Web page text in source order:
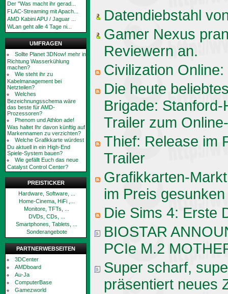
Der "Was macht ihr gerad...
FLAC-Streaming mit Apach...
AMD Kabini APU / Jaguar ...
WLan geht alle 4 Tage ni...
UMFRAGEN
Sollte Planet 3DNow! mehr in
Richtung Wasserkühlung
machen?
Wie steht ihr zu
Kabelmanagement bei
Netzteilen?
Welches
Bezeichnungsschema wäre
das beste für AMD-
Prozessoren?
Phenom und Athlon ade!
Was haltet Ihr davon künftig auf
Markennamen zu verzichten?
Welche Grafikkarte würdest
Du aktuell in ein High-End
Spiele-System bauen?
Wie gefällt Euch das neue
Catalyst Control Center?
PREISTICKER
Hardware, Software, ...
Home-Cinema, HiFi ,...
Monitore, TFTs, ...
DVDs, CDs, ...
Smartphones, Tablets, ...
Sonderangebote
PARTNERWEBSEITEN
3DCenter
AMDboard
Au-Ja
ComputerBase
Gamezworld
Datendiebstahl
Gamer Nexus
Reviewern an.
Civilization
Die heute
Brigade:
Trailer zum
Thief: Release im
Trailer
Grafikkarten-
im Preis gesunken
Die Sims 4: Erste
BIOSTAR
PCIe M.2
Super scharf,
präsentiert neues